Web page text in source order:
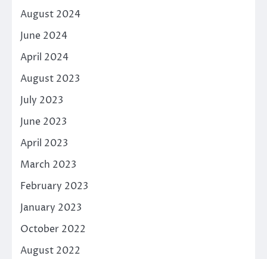
August 2024
June 2024
April 2024
August 2023
July 2023
June 2023
April 2023
March 2023
February 2023
January 2023
October 2022
August 2022